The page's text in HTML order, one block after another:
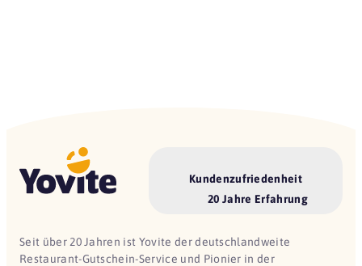
Kundenzufriedenheit
20 Jahre Erfahrung
Seit über 20 Jahren ist Yovite der deutschlandweite
Restaurant-Gutschein-Service und Pionier in der